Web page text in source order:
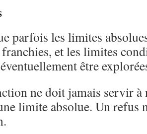
parfois les limites
et les limites
être
ne doit jamais servir à
limite absolue. Un refus